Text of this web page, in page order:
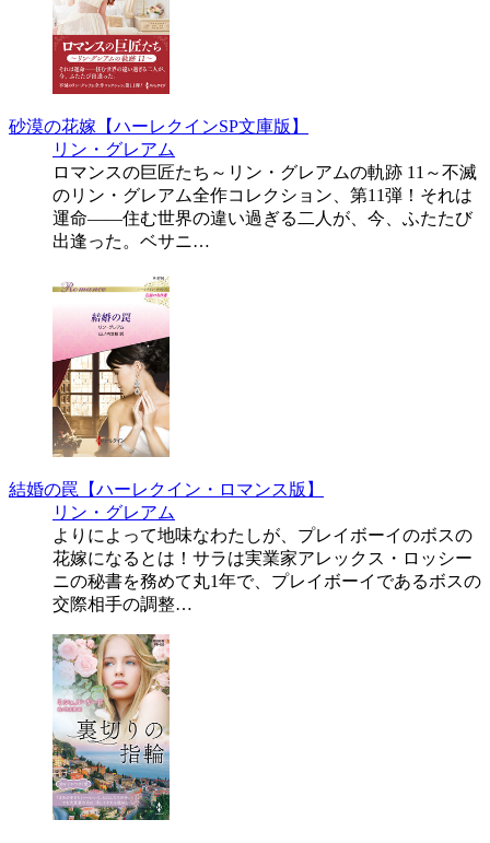
砂漠の花嫁【ハーレクインSP文庫版】
リン・グレアム
ロマンスの巨匠たち～リン・グレアムの軌跡 11～不滅
のリン・グレアム全作コレクション、第11弾！それは
運命――住む世界の違い過ぎる二人が、今、ふたたび
出逢った。ベサニ…
結婚の罠【ハーレクイン・ロマンス版】
リン・グレアム
よりによって地味なわたしが、プレイボーイのボスの
花嫁になるとは！サラは実業家アレックス・ロッシー
ニの秘書を務めて丸1年で、プレイボーイであるボスの
交際相手の調整…